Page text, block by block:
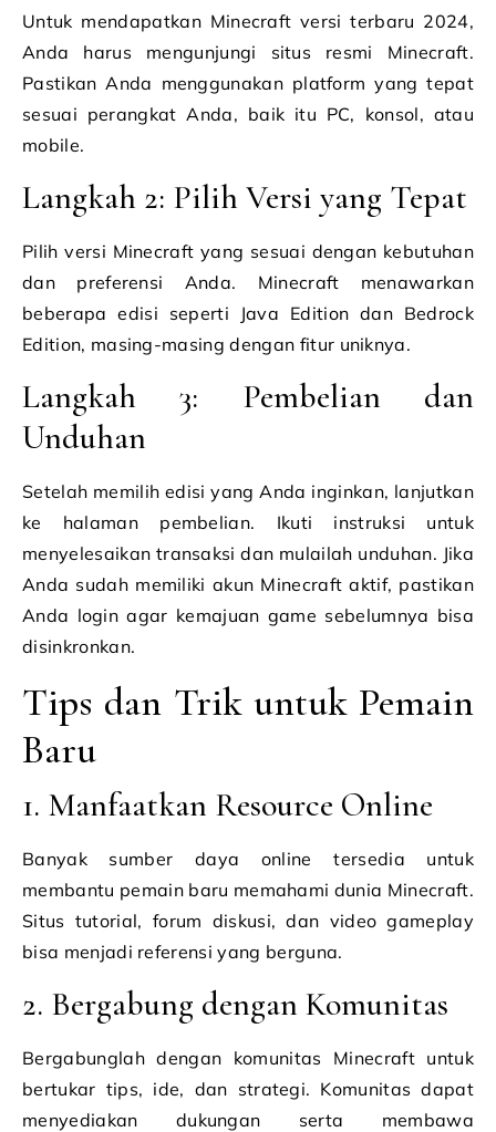
Untuk mendapatkan Minecraft versi terbaru 2024,
Anda harus mengunjungi situs resmi Minecraft.
Pastikan Anda menggunakan platform yang tepat
sesuai perangkat Anda, baik itu PC, konsol, atau
mobile.
Langkah 2: Pilih Versi yang Tepat
Pilih versi Minecraft yang sesuai dengan kebutuhan
dan preferensi Anda. Minecraft menawarkan
beberapa edisi seperti Java Edition dan Bedrock
Edition, masing-masing dengan fitur uniknya.
Langkah 3: Pembelian dan
Unduhan
Setelah memilih edisi yang Anda inginkan, lanjutkan
ke halaman pembelian. Ikuti instruksi untuk
menyelesaikan transaksi dan mulailah unduhan. Jika
Anda sudah memiliki akun Minecraft aktif, pastikan
Anda login agar kemajuan game sebelumnya bisa
disinkronkan.
Tips dan Trik untuk Pemain
Baru
1. Manfaatkan Resource Online
Banyak sumber daya online tersedia untuk
membantu pemain baru memahami dunia Minecraft.
Situs tutorial, forum diskusi, dan video gameplay
bisa menjadi referensi yang berguna.
2. Bergabung dengan Komunitas
Bergabunglah dengan komunitas Minecraft untuk
bertukar tips, ide, dan strategi. Komunitas dapat
menyediakan dukungan serta membawa